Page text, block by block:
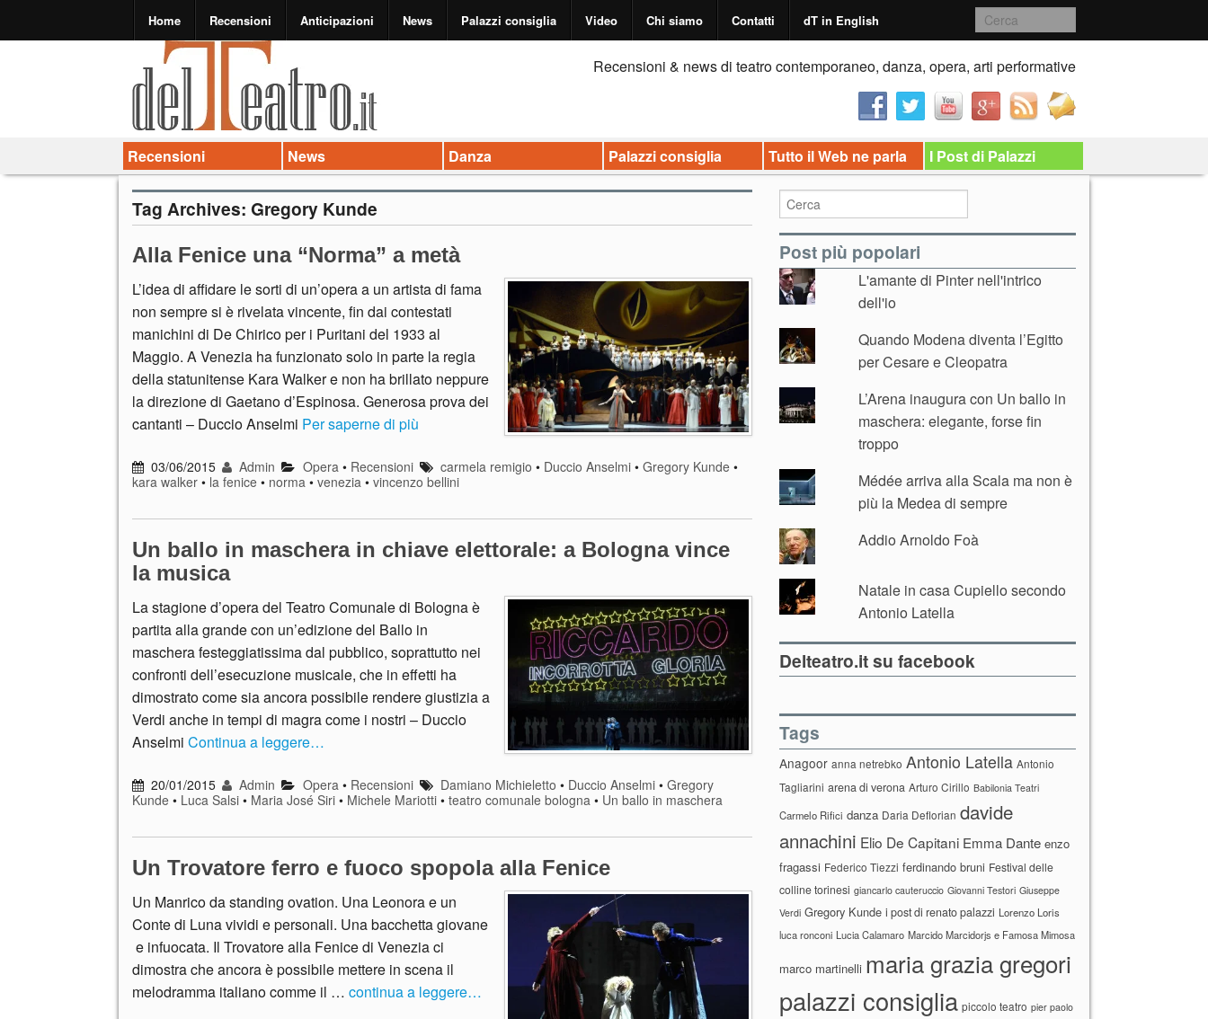
Home Recensioni Anticipazioni News Palazzi consiglia Video Chi siamo Contatti dT in English
Recensioni & news di teatro contemporaneo, danza, opera, arti performative
Recensioni News Danza Palazzi consiglia Tutto il Web ne parla I Post di Palazzi
Tag Archives: Gregory Kunde
Alla Fenice una “Norma” a metà
L’idea di affidare le sorti di un’opera a un artista di fama
non sempre si è rivelata vincente, fin dai contestati
manichini di De Chirico per i Puritani del 1933 al
Maggio. A Venezia ha funzionato solo in parte la regia
della statunitense Kara Walker e non ha brillato neppure
la direzione di Gaetano d’Espinosa. Generosa prova dei
cantanti – Duccio Anselmi Per saperne di più
03/06/2015 Admin Opera• Recensioni carmela remigio • Duccio Anselmi• Gregory Kunde•
kara walker • la fenice • norma • venezia • vincenzo bellini
Un ballo in maschera in chiave elettorale: a Bologna vince
la musica
La stagione d’opera del Teatro Comunale di Bologna è
partita alla grande con un’edizione del Ballo in
maschera festeggiatissima dal pubblico, soprattutto nei
confronti dell’esecuzione musicale, che in effetti ha
dimostrato come sia ancora possibile rendere giustizia a
Verdi anche in tempi di magra come i nostri – Duccio
Anselmi Continua a leggere…
20/01/2015 Admin Opera• Recensioni Damiano Michieletto • Duccio Anselmi• Gregory
Kunde • Luca Salsi • Maria José Siri • Michele Mariotti • teatro comunale bologna • Un ballo in maschera
Un Trovatore ferro e fuoco spopola alla Fenice
Un Manrico da standing ovation. Una Leonora e un
Conte di Luna vividi e personali. Una bacchetta giovane
e infuocata. Il Trovatore alla Fenice di Venezia ci
dimostra che ancora è possibile mettere in scena il
melodramma italiano comme il … continua a leggere…
Post più popolari
L'amante di Pinter nell'intrico
dell'io
Quando Modena diventa l’Egitto
per Cesare e Cleopatra
L’Arena inaugura con Un ballo in
maschera: elegante, forse fin
troppo
Médée arriva alla Scala ma non è
più la Medea di sempre
Addio Arnoldo Foà
Natale in casa Cupiello secondo
Antonio Latella
Delteatro.it su facebook
Tags
Anagoor anna netrebko Antonio Latella Antonio
Tagliarini arena di verona Arturo Cirillo Babilonia Teatri
Carmelo Rifici danza Daria Deflorian davide
annachini Elio De Capitani Emma Dante enzo
fragassi Federico Tiezzi ferdinando bruni Festival delle
colline torinesi giancarlo cauteruccio Giovanni Testori Giuseppe
Verdi Gregory Kunde i post di renato palazzi Lorenzo Loris
luca ronconi Lucia Calamaro Marcido Marcidorjs e Famosa Mimosa
marco martinelli maria grazia gregori
palazzi consiglia piccolo teatro pier paolo